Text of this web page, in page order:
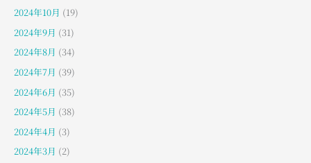
2024年10月 (19)
2024年9月 (31)
2024年8月 (34)
2024年7月 (39)
2024年6月 (35)
2024年5月 (38)
2024年4月 (3)
2024年3月 (2)